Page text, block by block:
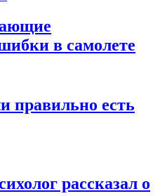
в самолете
правильно есть
рассказал о